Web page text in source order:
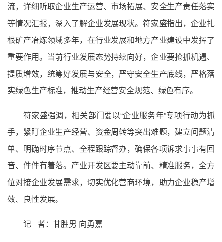
流，详细听取企业生产运营、市场拓展、安全生产责任落实
等情况汇报，深入了解企业发展现状。符家盛指出，企业扎
根矿产冶炼领域多年，在行业发展和地方产业建设中发挥了
重要作用。当前行业发展态势持续向好，企业要抢抓机遇、
提质增效，统筹好发展与安全，严守安全生产底线，严格落
实绿色生产标准，推动生产经营安全规范、绿色有序。
符家盛强调，相关部门要以“企业服务年”专项行动为抓
手，紧盯企业生产经营、资金周转等突出难题，建立问题清
单、明确时序节点、全程跟踪督办，确保各项诉求事事有回
音、件件有着落。产业开发区要主动靠前、精准服务，全方
位对接企业发展需求，切实优化营商环境，助力企业稳产增
效、良性发展。
记 者：甘胜男 向勇嘉